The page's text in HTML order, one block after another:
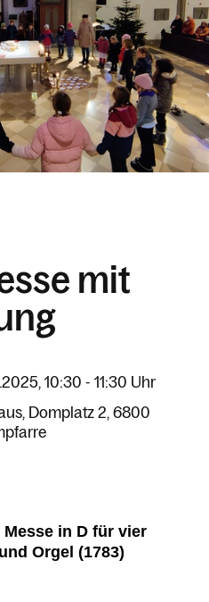
mit
10:30 - 11:30 Uhr
Domplatz 2 6800
in D für vier
Orgel (1783)